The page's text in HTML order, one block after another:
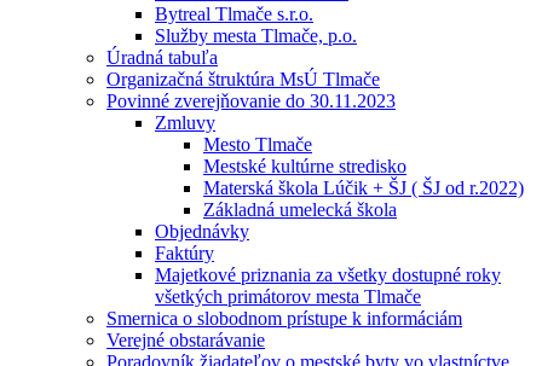
Bytreal Tlmače s.r.o.
Služby mesta Tlmače, p.o.
Úradná tabuľa
Organizačná štruktúra MsÚ Tlmače
Povinné zverejňovanie do 30.11.2023
Zmluvy
Mesto Tlmače
Mestské kultúrne stredisko
Materská škola Lúčik + ŠJ ( ŠJ od r.2022)
Základná umelecká škola
Objednávky
Faktúry
Majetkové priznania za všetky dostupné roky
všetkých primátorov mesta Tlmače
Smernica o slobodnom prístupe k informáciám
Verejné obstarávanie
Poradovník žiadateľov o mestské byty vo vlastníctve